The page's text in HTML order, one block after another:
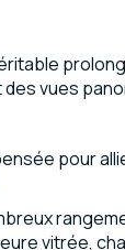
vues
pour
vitrée,